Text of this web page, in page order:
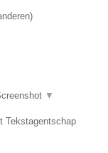
)
▼
Tekstagentschap